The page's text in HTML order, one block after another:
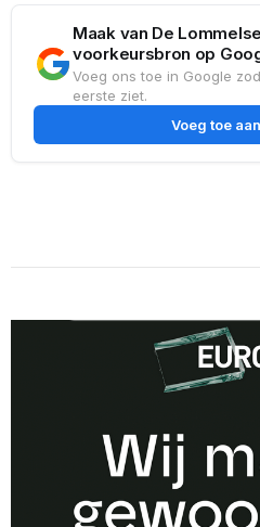
Maak van De
voorkeursbron op
Voeg ons toe in Google
eerste ziet.
Voeg toe